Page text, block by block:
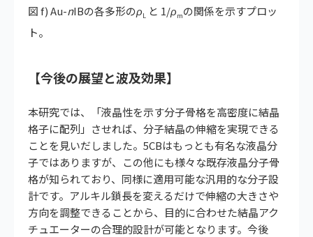
図 f) Au-nIBの各多形のρL と 1/ρmの関係を示すプロッ
ト。
【今後の展望と波及効果】
本研究では、「液晶性を示す分子骨格を高密度に結晶
格子に配列」させれば、分子結晶の伸縮を実現できる
ことを見いだしました。5CBはもっとも有名な液晶分
子ではありますが、この他にも様々な既存液晶分子骨
格が知られており、同様に適用可能な汎用的な分子設
計です。アルキル鎖長を変えるだけで伸縮の大きさや
方向を調整できることから、目的に合わせた結晶アク
チュエーターの合理的設計が可能となります。今後